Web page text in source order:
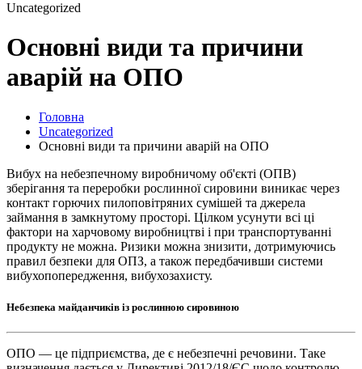
Uncategorized
Основні види та причини
аварій на ОПО
Головна
Uncategorized
Основні види та причини аварій на ОПО
Вибух на небезпечному виробничому об'єкті (ОПВ)
зберігання та переробки рослинної сировини виникає через
контакт горючих пилоповітряних сумішей та джерела
займання в замкнутому просторі. Цілком усунути всі ці
фактори на харчовому виробництві і при транспортуванні
продукту не можна. Ризики можна знизити, дотримуючись
правил безпеки для ОПЗ, а також передбачивши системи
вибухопопередження, вибухозахисту.
Небезпека майданчиків із рослинною сировиною
ОПО — це підприємства, де є небезпечні речовини. Таке